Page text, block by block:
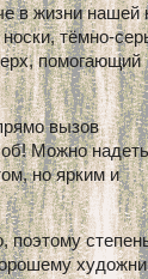
в жизни нашей
тёмно-
помогающий
вызов
Можно надеть
но ярким и
поэтому